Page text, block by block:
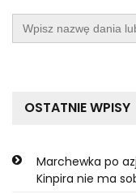
Search
for:
OSTATNIE WPISY
Marchewka po
Kinpira nie ma